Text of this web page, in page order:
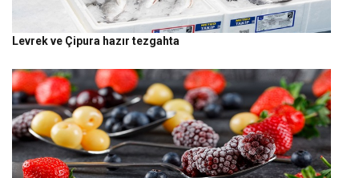
Levrek ve Çipura hazır tezgahta